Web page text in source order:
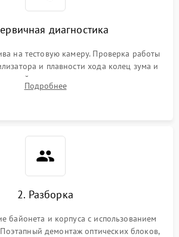
диагностика
на тестовую камеру. Проверка работы
и плавности хода колец зума и
осмотр линз на наличие царапин,
состояния контактов байонета.
Подробнее
2. Разборка
байонета и корпуса с использованием
демонтаж оптических блоков,